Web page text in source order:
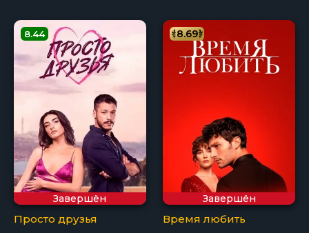
Завершён
8.44
Просто друзья
Завершён
8.69
Время любить